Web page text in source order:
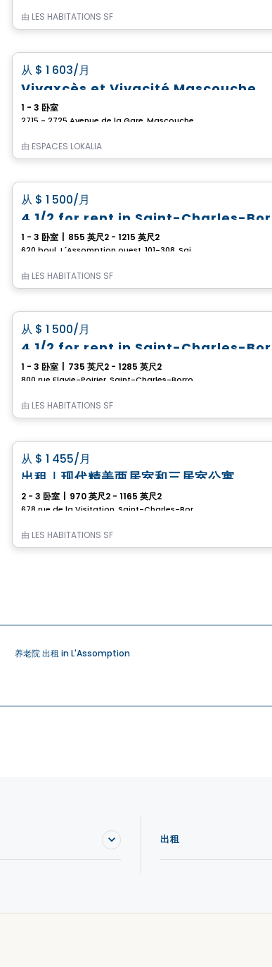
由 LES HABITATIONS SF
从 $ 1 603/月
Vivaxcès et Vivacité Mascouche
1 - 3 卧室
由 ESPACES LOKALIA
从 $ 1 500/月
1 - 3 卧室 855 英尺2 - 1215 英尺2
由 LES HABITATIONS SF
从 $ 1 500/月
1 - 3 卧室 735 英尺2 - 1285 英尺2
由 LES HABITATIONS SF
从 $ 1 455/月
出租｜现代精美两居室和三居室公寓
2 - 3 卧室 970 英尺2 - 1165 英尺2
由 LES HABITATIONS SF
养老院 出租 in L'Assomption
出租